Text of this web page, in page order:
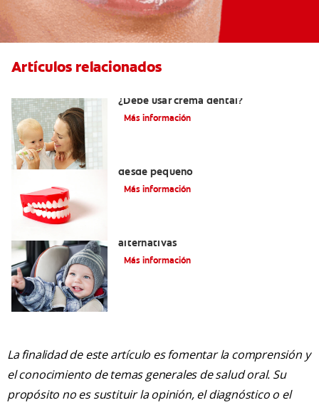
Artículos relacionados
¿Debe usar crema dental?
Más información
desde pequeño
Más información
alternativas
Más información
La finalidad de este artículo es fomentar la comprensión y
el conocimiento de temas generales de salud oral. Su
propósito no es sustituir la opinión, el diagnóstico o el